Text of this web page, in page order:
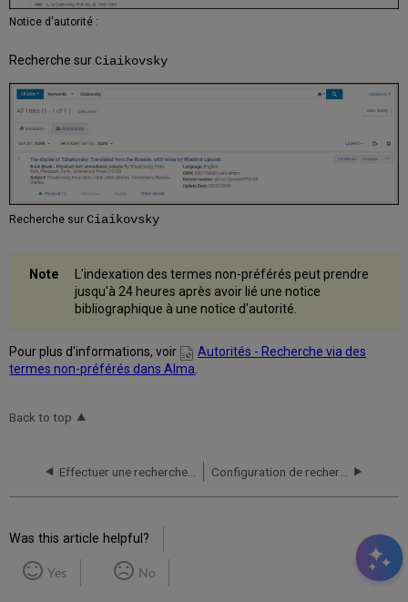
Notice d'autorité :
Recherche surCiaikovsky
Recherche surCiaikovsky
L'indexation des termes non-préférés peut prendre
jusqu'à 24 heures après avoir lié une notice
bibliographique à une notice d'autorité.
Pour plus d'informations, voir
Autorités - Recherche via des
termes non-préférés dans Alma.
Back to top
Effectuer une recherche dans Alma Configuration de recherche pour différentes langues
Was this article helpful?
Yes No